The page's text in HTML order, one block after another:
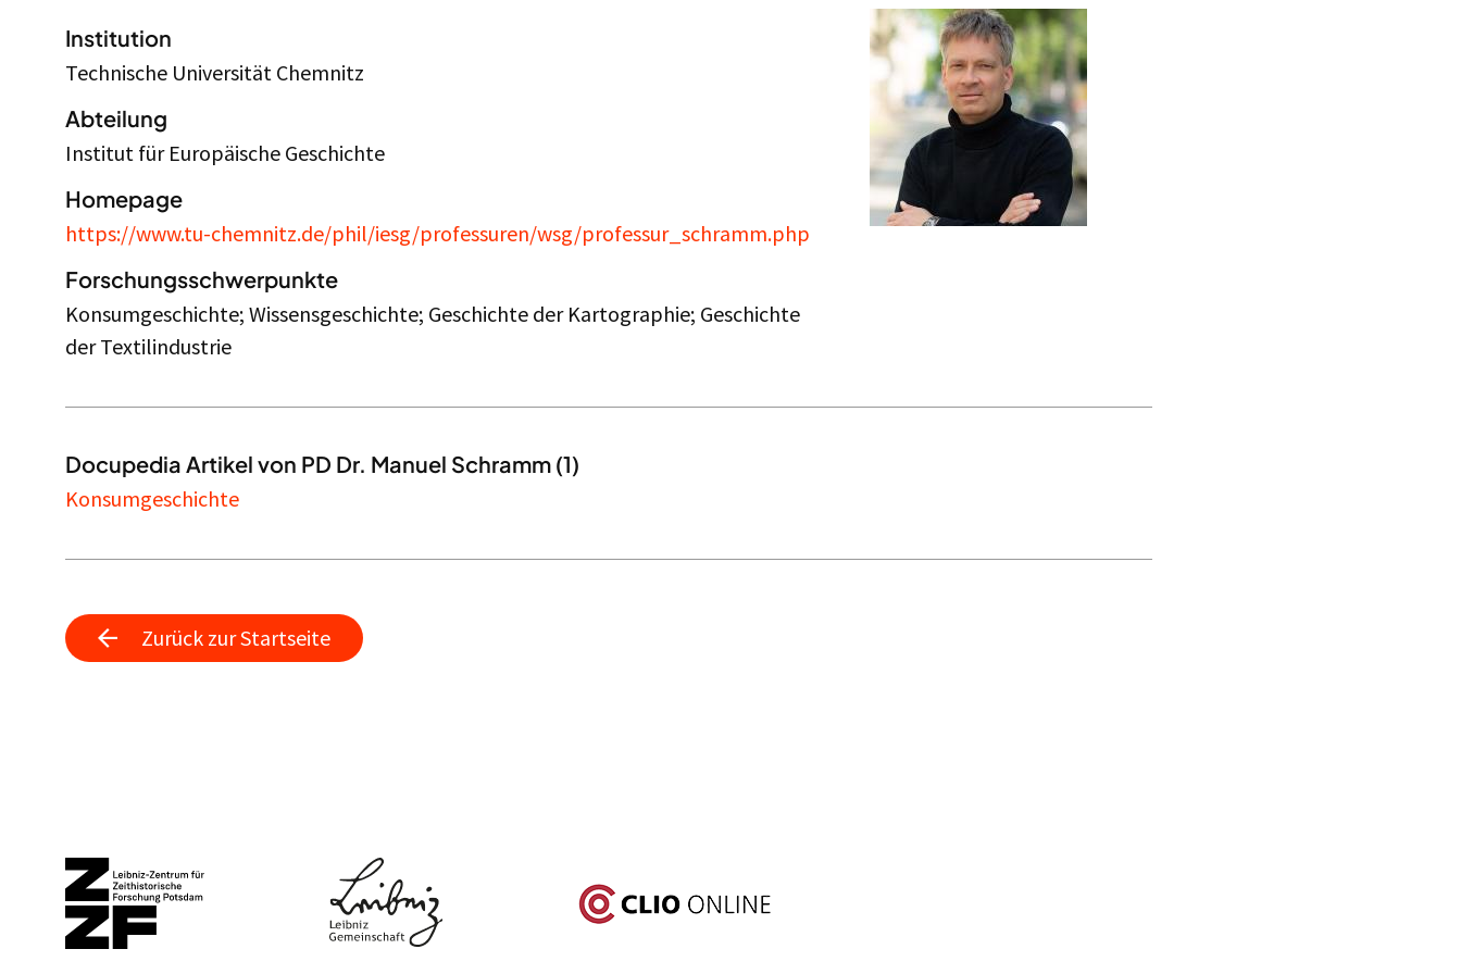
Institution
Technische Universität Chemnitz
Abteilung
Institut für Europäische Geschichte
Homepage
https://www.tu-chemnitz.de/phil/iesg/professuren/wsg/professur_schramm.php
Forschungsschwerpunkte
Konsumgeschichte; Wissensgeschichte; Geschichte der Kartographie; Geschichte
der Textilindustrie
Docupedia Artikel von PD Dr. Manuel Schramm (1)
Konsumgeschichte
Zurück zur Startseite